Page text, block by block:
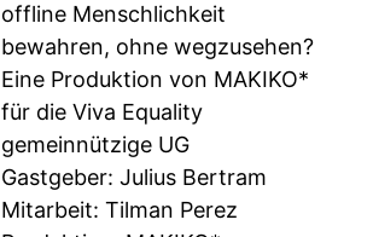
offline Menschlichkeit
bewahren, ohne wegzusehen?
Eine Produktion von MAKIKO*
für die Viva Equality
gemeinnützige UG
Gastgeber: Julius Bertram
Mitarbeit: Tilman Perez